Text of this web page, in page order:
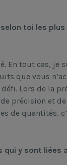
toi les
En tout cas, je
que vous
Lors de la
précision et
de quantités,
y sont liées